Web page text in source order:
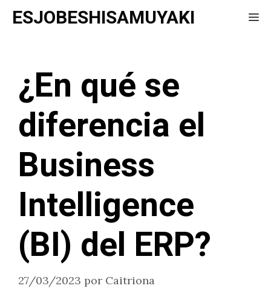
Saltar
ESJOBESHISAMUYAKI
¿En qué se
diferencia el
Business
Intelligence
(BI) del ERP?
27/03/2023 por Caitriona